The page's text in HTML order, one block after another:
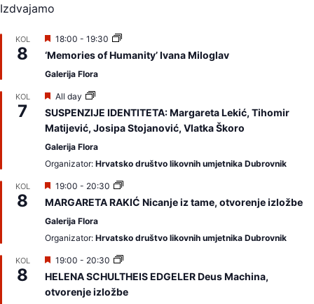
Izdvajamo
KOL
8
I
z
d
v
m
o
18:00 - 19:30
‘Memories of Humanity’ Ivana Miloglav
Galerija Flora
KOL
7
I
z
d
v
j
a
o
All day
SUSPENZIJE IDENTITETA: Margareta Lekić, Tihomir
Matijević, Josipa Stojanović, Vlatka Škoro
Galerija Flora
Organizator: Hrvatsko društvo likovnih umjetnika Dubrovnik
KOL
8
I
z
d
v
j
m
o
19:00 - 20:30
MARGARETA RAKIĆ Nicanje iz tame, otvorenje izložbe
Galerija Flora
Organizator: Hrvatsko društvo likovnih umjetnika Dubrovnik
KOL
8
I
z
d
v
19:00 - 20:30
HELENA SCHULTHEIS EDGELER Deus Machina,
otvorenje izložbe